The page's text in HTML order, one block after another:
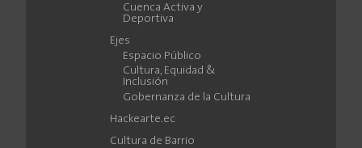
Cuenca Activa y
Deportiva
Ejes
Espacio Público
Cultura, Equidad &
Inclusión
Gobernanza de la Cultura
Hackearte.ec
Cultura de Barrio